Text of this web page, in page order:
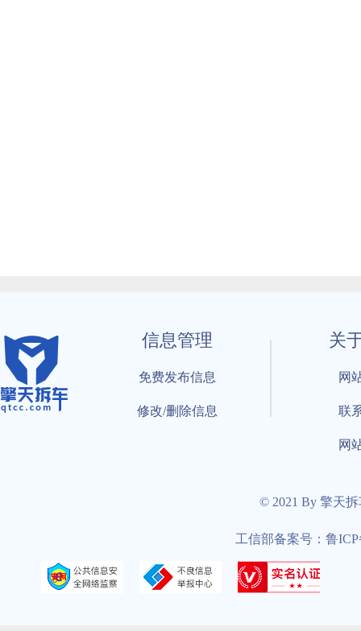
信息管理
免费发布信息
修改/删除信息
关
网
联
网
© 2021 By 擎天
工信部备案号：鲁